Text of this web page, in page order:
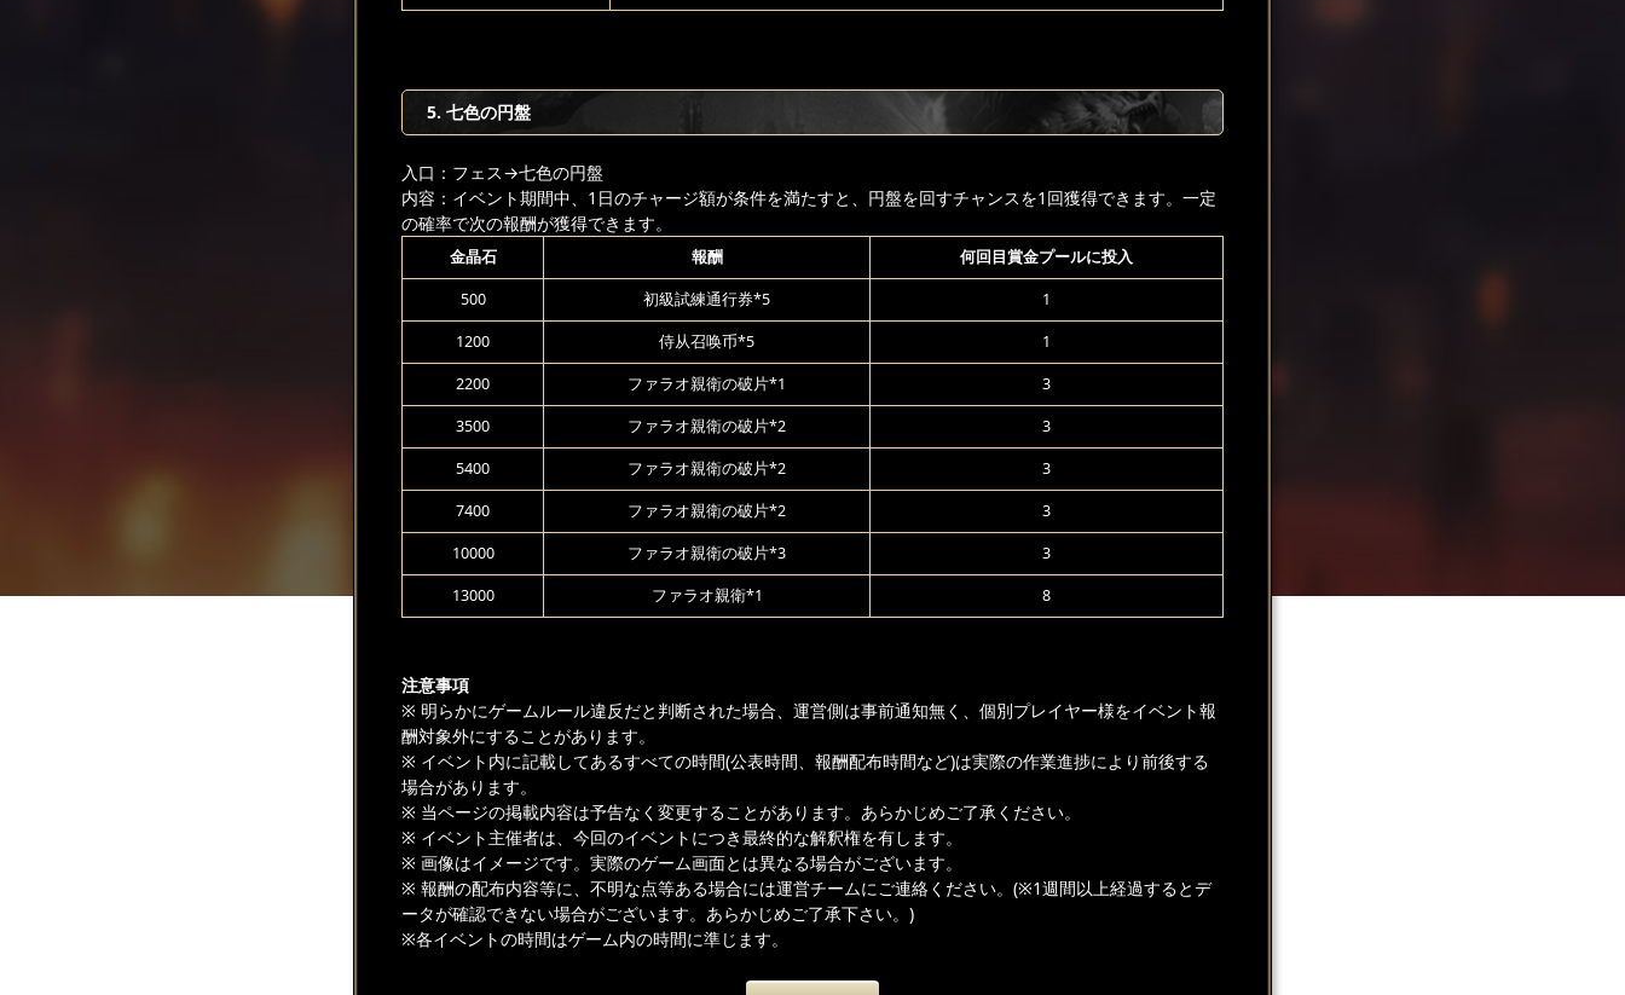
5. 七色の円盤
入口：フェス→七色の円盤
内容：イベント期間中、1日のチャージ額が条件を満たすと、円盤を回すチャンスを1回獲得できます。一定
の確率で次の報酬が獲得できます。
金晶石 報酬 何回目賞金プールに投入
500 初級試練通行券*5 1
1200 侍从召唤币*5 1
2200 ファラオ親衛の破片*1 3
3500 ファラオ親衛の破片*2 3
5400 ファラオ親衛の破片*2 3
7400 ファラオ親衛の破片*2 3
10000 ファラオ親衛の破片*3 3
13000 ファラオ親衛*1 8
注意事項
※ 明らかにゲームルール違反だと判断された場合、運営側は事前通知無く、個別プレイヤー様をイベント報
酬対象外にすることがあります。
※ イベント内に記載してあるすべての時間(公表時間、報酬配布時間など)は実際の作業進捗により前後する
場合があります。
※ 当ページの掲載内容は予告なく変更することがあります。あらかじめご了承ください。
※ イベント主催者は、今回のイベントにつき最終的な解釈権を有します。
※ 画像はイメージです。実際のゲーム画面とは異なる場合がございます。
※ 報酬の配布内容等に、不明な点等ある場合には運営チームにご連絡ください。(※1週間以上経過するとデ
ータが確認できない場合がございます。あらかじめご了承下さい。)
※各イベントの時間はゲーム内の時間に準じます。